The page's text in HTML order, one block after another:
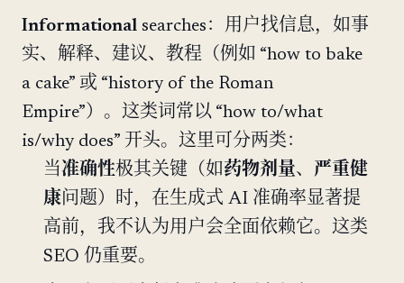
Informational searches：用户找信息，如事
实、解释、建议、教程（例如 “how to bake
a cake” 或 “history of the Roman
Empire”）。这类词常以 “how to/what
is/why does” 开头。这里可分两类：
当准确性极其关键（如 药物剂量、 严重健
康 问题）时，在生成式 AI 准确率显著提
高前，我不认为用户会全面依赖它。这类
SEO 仍重要。